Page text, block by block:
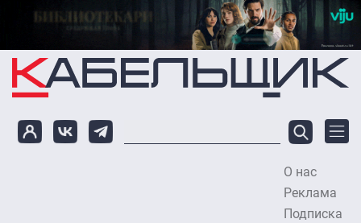
Перейти к основному содержанию
О нас
Реклама
Подписка